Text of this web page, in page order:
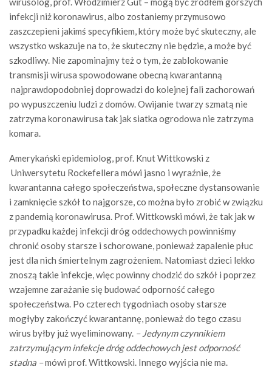
infekcji niż koronawirus, albo zostaniemy przymusowo
zaszczepieni jakimś specyfikiem, który może być skuteczny, ale
wszystko wskazuje na to, że skuteczny nie będzie, a może być
szkodliwy. Nie zapominajmy też o tym, że zablokowanie
transmisji wirusa spowodowane obecną kwarantanną
najprawdopodobniej doprowadzi do kolejnej fali zachorowań
po wypuszczeniu ludzi z domów. Owijanie twarzy szmatą nie
zatrzyma koronawirusa tak jak siatka ogrodowa nie zatrzyma
komara.
Amerykański epidemiolog, prof. Knut Wittkowski z
Uniwersytetu Rockefellera mówi jasno i wyraźnie, że
kwarantanna całego społeczeństwa, społeczne dystansowanie
i zamknięcie szkół to najgorsze, co można było zrobić w związku
z pandemią koronawirusa. Prof. Wittkowski mówi, że tak jak w
przypadku każdej infekcji dróg oddechowych powinniśmy
chronić osoby starsze i schorowane, ponieważ zapalenie płuc
jest dla nich śmiertelnym zagrożeniem. Natomiast dzieci lekko
znoszą takie infekcje, więc powinny chodzić do szkół i poprzez
wzajemne zarażanie się budować odporność całego
społeczeństwa. Po czterech tygodniach osoby starsze
mogłyby zakończyć kwarantannę, ponieważ do tego czasu
wirus byłby już wyeliminowany. – Jedynym czynnikiem
zatrzymującym infekcje dróg oddechowych jest odporność
stadna –mówi prof. Wittkowski. Innego wyjścia nie ma.